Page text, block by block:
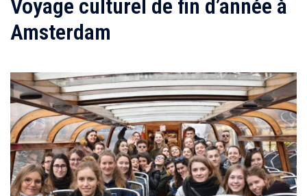
Voyage culturel de fin d’année à
Amsterdam